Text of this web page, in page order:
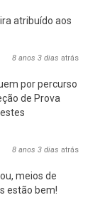
atribuído aos
8 anos 3 dias atrás
por percurso
de Prova
8 anos 3 dias atrás
meios de
estão bem!